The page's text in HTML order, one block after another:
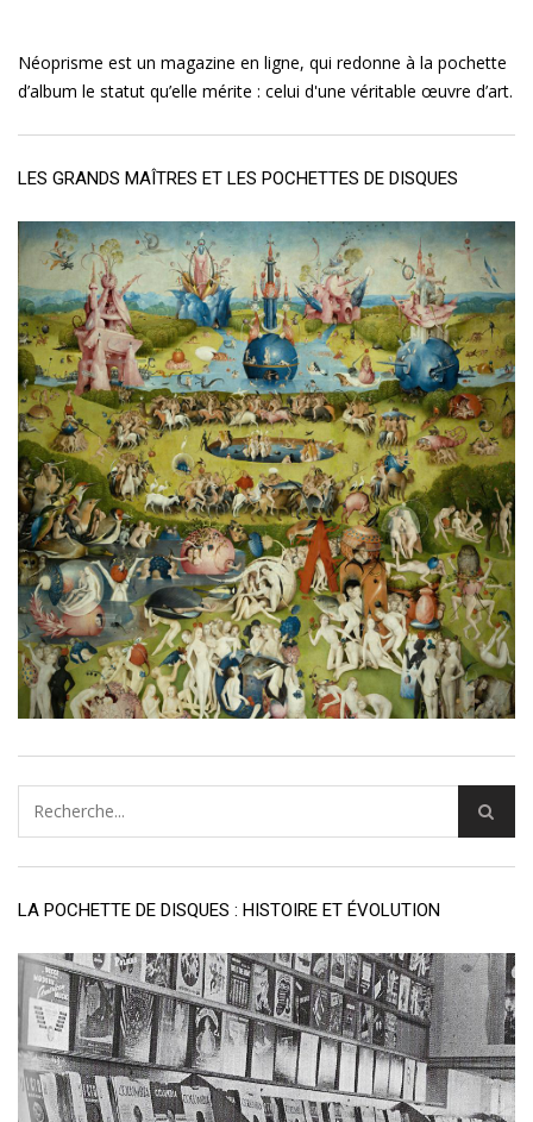
Néoprisme est un magazine en ligne, qui redonne à la pochette
d’album le statut qu’elle mérite : celui d'une véritable œuvre d’art.
LES GRANDS MAÎTRES ET LES POCHETTES DE DISQUES
LA POCHETTE DE DISQUES : HISTOIRE ET ÉVOLUTION